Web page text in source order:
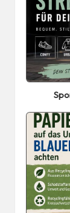
Posted
in
Posted